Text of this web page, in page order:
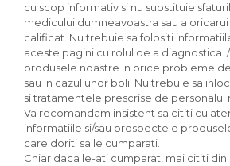
cu scop informativ si nu substituie
medicului dumneavoastra sau a
calificat. Nu trebuie sa folositi
aceste pagini cu rolul de a diagnostica
produsele noastre in orice probleme
sau in cazul unor boli. Nu trebuie sa
si tratamentele prescrise de personalul
Va recomandam insistent sa cititi cu
informatiile si/sau prospectele
care doriti sa le cumparati.
Chiar daca le-ati cumparat, mai cititi